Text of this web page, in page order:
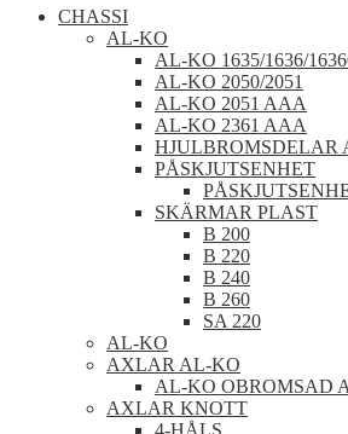
CHASSI
AL-KO
AL-KO 1635/1636/
AL-KO 2050/2051
AL-KO 2051 AAA
AL-KO 2361 AAA
HJULBROMSDELAR
PÅSKJUTSENHET
SKÄRMAR PLAST
B 200
B 220
B 240
B 260
SA 220
AL-KO
AXLAR AL-KO
AL-KO OBROMSAD
AXLAR KNOTT
4-HÅLS